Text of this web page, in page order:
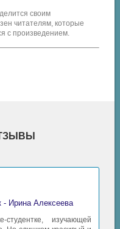
своим
читателям, которые
с произведением.
- Ирина Алексеева
изучающей